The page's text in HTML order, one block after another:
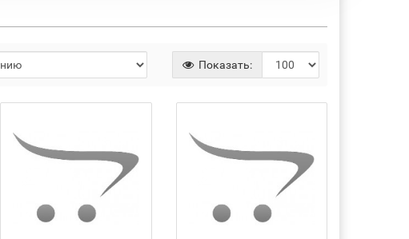
Показать: